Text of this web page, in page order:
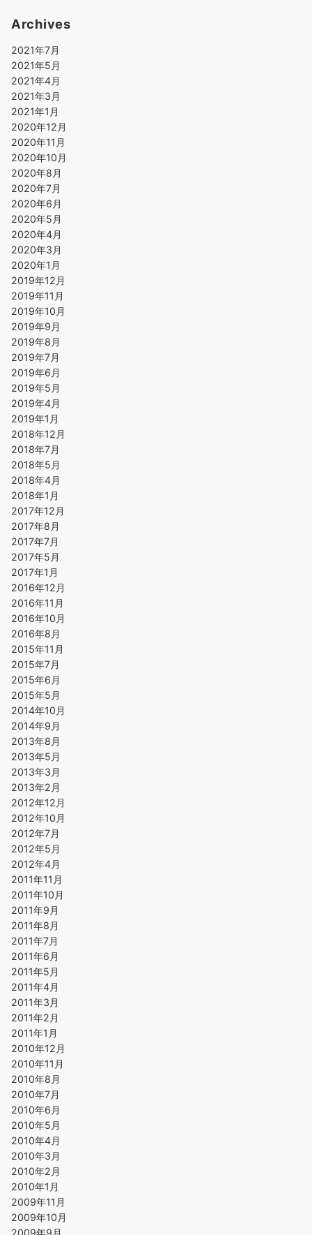
Archives
2021年7月
2021年5月
2021年4月
2021年3月
2021年1月
2020年12月
2020年11月
2020年10月
2020年8月
2020年7月
2020年6月
2020年5月
2020年4月
2020年3月
2020年1月
2019年12月
2019年11月
2019年10月
2019年9月
2019年8月
2019年7月
2019年6月
2019年5月
2019年4月
2019年1月
2018年12月
2018年7月
2018年5月
2018年4月
2018年1月
2017年12月
2017年8月
2017年7月
2017年5月
2017年1月
2016年12月
2016年11月
2016年10月
2016年8月
2015年11月
2015年7月
2015年6月
2015年5月
2014年10月
2014年9月
2013年8月
2013年5月
2013年3月
2013年2月
2012年12月
2012年10月
2012年7月
2012年5月
2012年4月
2011年11月
2011年10月
2011年9月
2011年8月
2011年7月
2011年6月
2011年5月
2011年4月
2011年3月
2011年2月
2011年1月
2010年12月
2010年11月
2010年8月
2010年7月
2010年6月
2010年5月
2010年4月
2010年3月
2010年2月
2010年1月
2009年11月
2009年10月